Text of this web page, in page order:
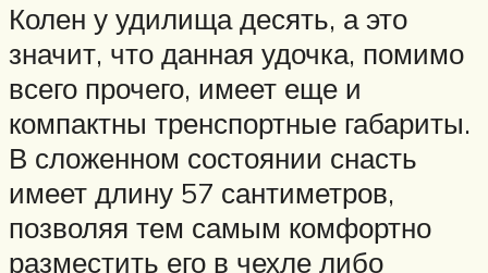
Колен у удилища десять, а это
значит, что данная удочка, помимо
всего прочего, имеет еще и
компактны тренспортные габариты.
В сложенном состоянии снасть
имеет длину 57 сантиметров,
позволяя тем самым комфортно
разместить его в чехле либо